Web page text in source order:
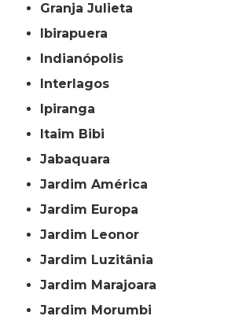
Granja Julieta
Ibirapuera
Indianópolis
Interlagos
Ipiranga
Itaim Bibi
Jabaquara
Jardim América
Jardim Europa
Jardim Leonor
Jardim Luzitânia
Jardim Marajoara
Jardim Morumbi